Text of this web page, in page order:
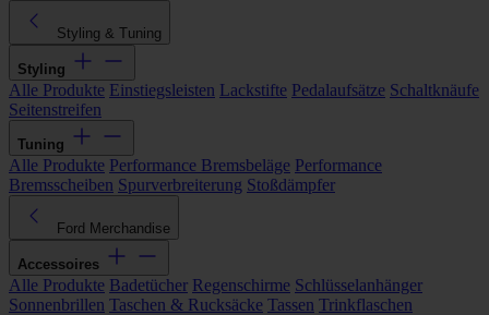
Styling & Tuning
Styling
Alle Produkte Einstiegsleisten Lackstifte Pedalaufsätze Schaltknäufe
Seitenstreifen
Tuning
Alle Produkte Performance Bremsbeläge Performance
Bremsscheiben Spurverbreiterung Stoßdämpfer
Ford Merchandise
Accessoires
Alle Produkte Badetücher Regenschirme Schlüsselanhänger
Sonnenbrillen Taschen & Rucksäcke Tassen Trinkflaschen